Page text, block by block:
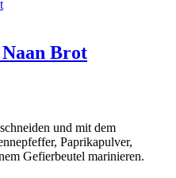
Brot
und mit dem
Paprikapulver,
Gefierbeutel marinieren.